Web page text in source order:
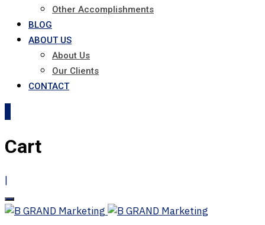
Other Accomplishments
BLOG
ABOUT US
About Us
Our Clients
CONTACT
Cart
|